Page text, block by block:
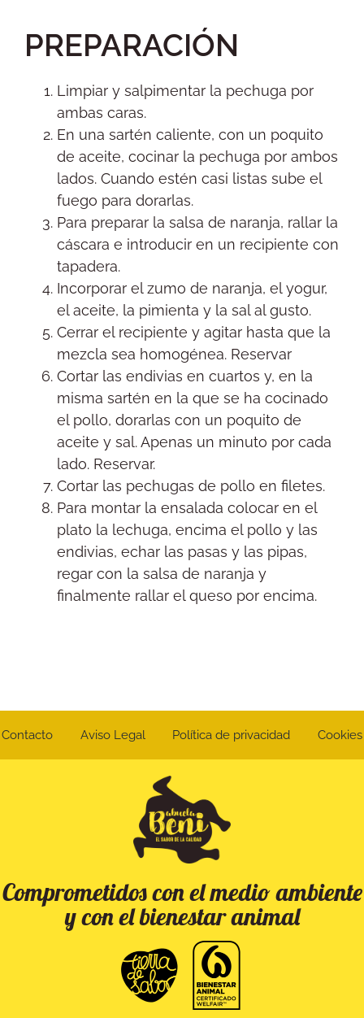
PREPARACIÓN
Limpiar y salpimentar la pechuga por
ambas caras.
En una sartén caliente, con un poquito
de aceite, cocinar la pechuga por ambos
lados. Cuando estén casi listas sube el
fuego para dorarlas.
Para preparar la salsa de naranja, rallar la
cáscara e introducir en un recipiente con
tapadera.
Incorporar el zumo de naranja, el yogur,
el aceite, la pimienta y la sal al gusto.
Cerrar el recipiente y agitar hasta que la
mezcla sea homogénea. Reservar
Cortar las endivias en cuartos y, en la
misma sartén en la que se ha cocinado
el pollo, dorarlas con un poquito de
aceite y sal. Apenas un minuto por cada
lado. Reservar.
Cortar las pechugas de pollo en filetes.
Para montar la ensalada colocar en el
plato la lechuga, encima el pollo y las
endivias, echar las pasas y las pipas,
regar con la salsa de naranja y
finalmente rallar el queso por encima.
Contacto Aviso Legal Política de privacidad Cookies
Comprometidos con el medio ambiente
y con el bienestar animal